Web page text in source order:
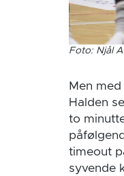
Foto: Njål
Men
Halden
to
timeout
syvende